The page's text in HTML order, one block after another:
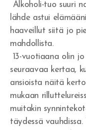
Alkoholi-tuo suuri
lähde astui
haaveillut siitä jo
mahdollista.
13-vuotiaana olin
seuraavaa kertaa,
ansioista näitä
mukaan
muitakin
täydessä
Olenko Totuudessa?
Uskottomuus
He kaikki nukkuivat
Nöyrtyminen ja
Me hukumme
Voimaton usko